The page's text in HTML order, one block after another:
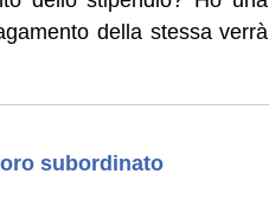
della stessa verrà
subordinato